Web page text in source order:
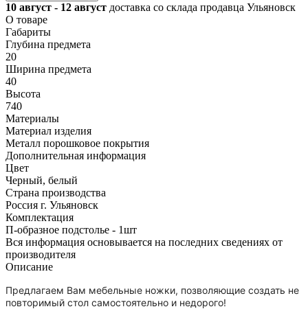
10 август - 12 август доставка со склада продавца Ульяновск
О товаре
Габариты
Глубина предмета
20
Ширина предмета
40
Высота
740
Материалы
Материал изделия
Металл порошковое покрытия
Дополнительная информация
Цвет
Черный, белый
Страна производства
Россия г. Ульяновск
Комплектация
П-образное подстолье - 1шт
Вся информация основывается на последних сведениях от
производителя
Описание
Предлагаем Вам мебельные ножки, позволяющие создать не
повторимый стол самостоятельно и недорого!